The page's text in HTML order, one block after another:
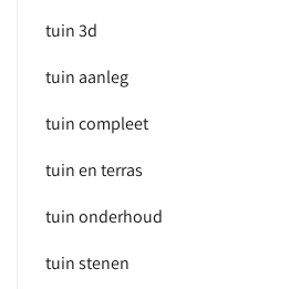
tuin 3d
tuin aanleg
tuin compleet
tuin en terras
tuin onderhoud
tuin stenen